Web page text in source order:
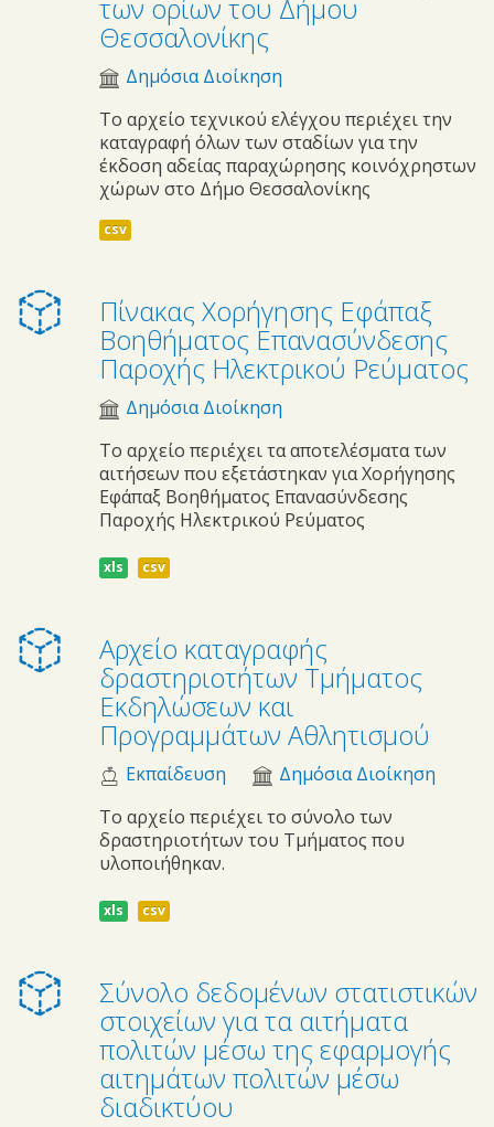
των ορίων του Δήμου
Θεσσαλονίκης
Δημόσια Διοίκηση
Το αρχείο τεχνικού ελέγχου περιέχει την
καταγραφή όλων των σταδίων για την
έκδοση αδείας παραχώρησης κοινόχρηστων
χώρων στο Δήμο Θεσσαλονίκης
csv
Πίνακας Χορήγησης Εφάπαξ
Βοηθήματος Επανασύνδεσης
Παροχής Ηλεκτρικού Ρεύματος
Δημόσια Διοίκηση
Το αρχείο περιέχει τα αποτελέσματα των
αιτήσεων που εξετάστηκαν για Χορήγησης
Εφάπαξ Βοηθήματος Επανασύνδεσης
Παροχής Ηλεκτρικού Ρεύματος
xls csv
Αρχείο καταγραφής
δραστηριοτήτων Τμήματος
Εκδηλώσεων και
Προγραμμάτων Αθλητισμού
Εκπαίδευση
Δημόσια Διοίκηση
Το αρχείο περιέχει το σύνολο των
δραστηριοτήτων του Τμήματος που
υλοποιήθηκαν.
xls csv
Σύνολο δεδομένων στατιστικών
στοιχείων για τα αιτήματα
πολιτών μέσω της εφαρμογής
αιτημάτων πολιτών μέσω
διαδικτύου